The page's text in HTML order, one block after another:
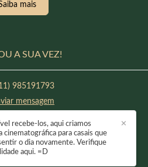
mais
A SUA VEZ!
985191793
mensagem
/ SP
✕
recebe-los, aqui criamos
cinematográfica para casais que
o dia novamente. Verifique
aqui. =D